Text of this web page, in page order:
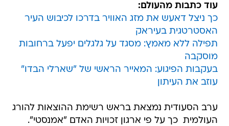
עוד כתבות מהעולם:
כך ניצל דאעש את מזג האוויר בדרכו לכיבוש העיר
האסטרטגית בעיראק
תפילה ללא מאמץ: מסגד על גלגלים יפעל ברחובות
מוסקבה
בעקבות הפיגוע: המאייר הראשי של "שארלי הבדו"
עוזב את העיתון
ערב הסעודית נמצאת בראש רשימת ההוצאות להורג
העולמית  כך על פי ארגון זכויות האדם "אמנסטי".